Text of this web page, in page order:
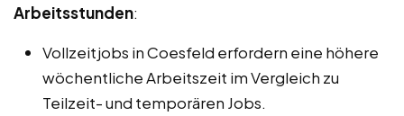
Arbeitsstunden:
Vollzeitjobs in Coesfeld erfordern eine höhere
wöchentliche Arbeitszeit im Vergleich zu
Teilzeit- und temporären Jobs.